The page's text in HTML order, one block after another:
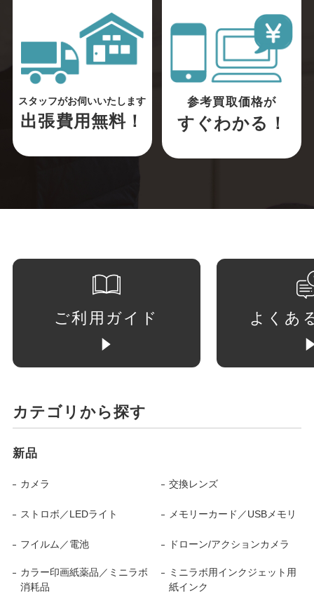
スタッフがお伺いいたします
出張費用無料！
参考買取価格が
すぐわかる！
ご利用ガイド よくあ
カテゴリから探す
新品
カメラ 交換レンズ
ストロボ／LEDライト メモリーカード／USBメモリ
フイルム／電池 ドローン/アクションカメラ
カラー印画紙薬品／ミニラボ
消耗品
ミニラボ用インクジェット用
紙インク